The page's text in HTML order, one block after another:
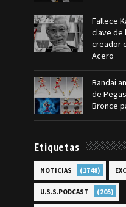
Fallece
clave de
creador
Acero
Bandai
de
Bronce
Etiquetas
NOTICIAS (1748)
U.S.S.PODCAST (205)